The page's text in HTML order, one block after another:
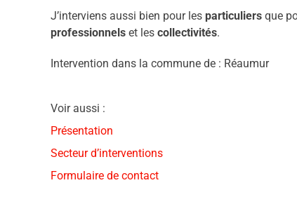
J’interviens aussi bien pour les particuliersque
professionnelset les collectivités.
Intervention dans la commune de : Réaumur
Voir aussi :
Présentation
Secteur d’interventions
Formulaire de contact